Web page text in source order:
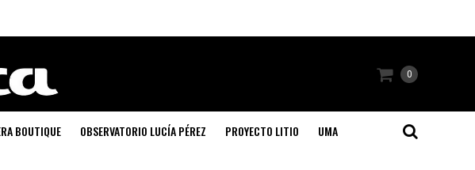
0
BOUTIQUE OBSERVATORIO LUCÍA PÉREZ PROYECTO LITIO UMA